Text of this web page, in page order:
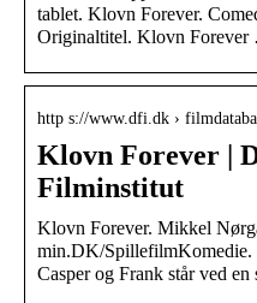
tablet. Klovn Forever.
Originaltitel. Klovn
http s://www.dfi.dk ›
Klovn Forever |
Filminstitut
Klovn Forever. Mikkel
min.DK/SpillefilmKomedie.
Casper og Frank står ved en